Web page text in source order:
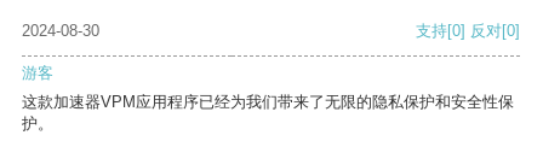
2024-08-30 支持[0] 反对[0]
游客
这款加速器VPM应用程序已经为我们带来了无限的隐私保护和安全性保
护。